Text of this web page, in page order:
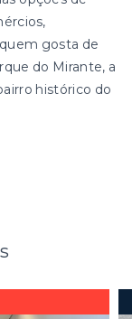
gosta de
do Mirante, a
histórico do